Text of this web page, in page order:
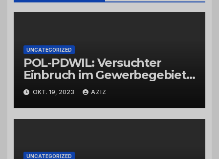
UNCATEGORIZED
POL-PDWIL: Versuchter
Einbruch im Gewerbegebiet
Wittlich
OKT. 19, 2023 AZIZ
UNCATEGORIZED